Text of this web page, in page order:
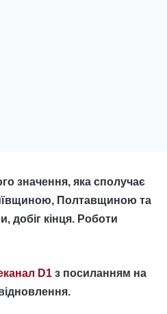
значення, яка сполучає
Полтавщиною та
добіг кінця. Роботи
D1 з посиланням на